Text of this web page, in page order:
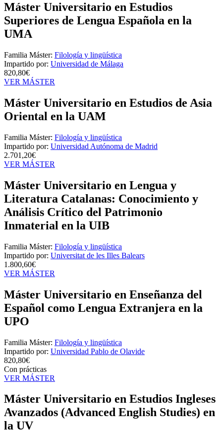
Máster Universitario en Estudios
Superiores de Lengua Española en la
UMA
Familia Máster: Filología y lingüística
Impartido por: Universidad de Málaga
820,80€
VER MÁSTER
Máster Universitario en Estudios de Asia
Oriental en la UAM
Familia Máster: Filología y lingüística
Impartido por: Universidad Autónoma de Madrid
2.701,20€
VER MÁSTER
Máster Universitario en Lengua y
Literatura Catalanas: Conocimiento y
Análisis Crítico del Patrimonio
Inmaterial en la UIB
Familia Máster: Filología y lingüística
Impartido por: Universitat de les Illes Balears
1.800,60€
VER MÁSTER
Máster Universitario en Enseñanza del
Español como Lengua Extranjera en la
UPO
Familia Máster: Filología y lingüística
Impartido por: Universidad Pablo de Olavide
820,80€
Con prácticas
VER MÁSTER
Máster Universitario en Estudios Ingleses
Avanzados (Advanced English Studies) en
la UV